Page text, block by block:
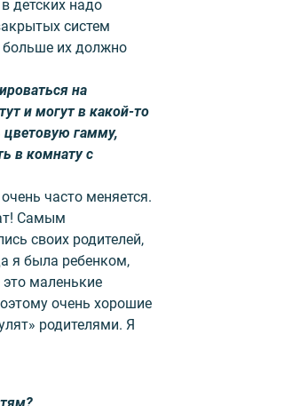
детских надо
систем
их должно
на
и могут в какой-то
цветовую гамму,
в комнату с
часто меняется.
Самым
своих родителей,
я была ребенком,
маленькие
очень хорошие
родителями. Я